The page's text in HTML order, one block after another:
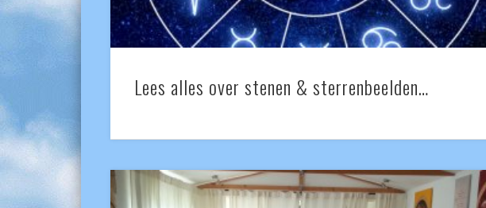
Lees alles over stenen & sterrenbeelden…